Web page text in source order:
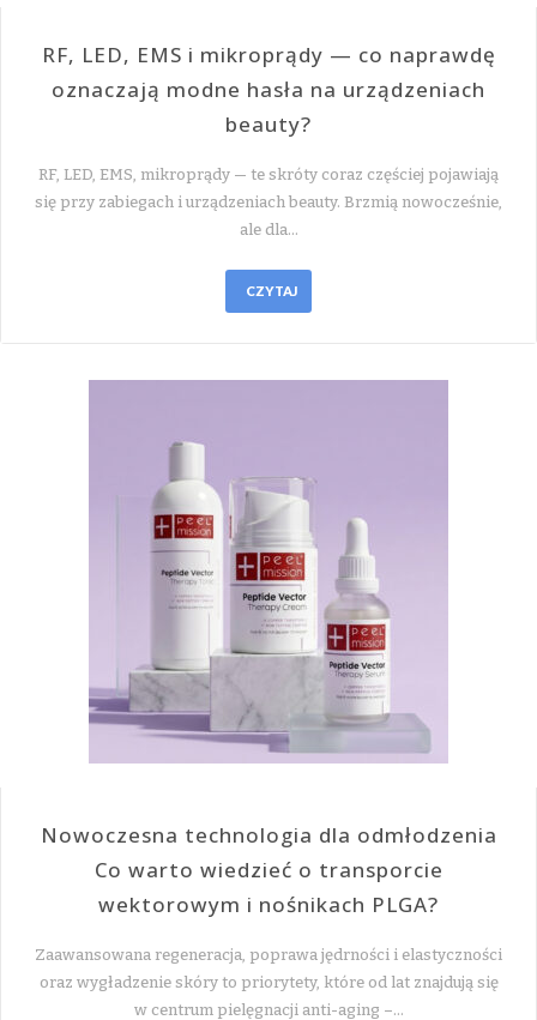
RF, LED, EMS i mikroprądy — co naprawdę
oznaczają modne hasła na urządzeniach
beauty?
RF, LED, EMS, mikroprądy — te skróty coraz częściej pojawiają
się przy zabiegach i urządzeniach beauty. Brzmią nowocześnie,
ale dla…
CZYTAJ
Nowoczesna technologia dla odmłodzenia
Co warto wiedzieć o transporcie
wektorowym i nośnikach PLGA?
Zaawansowana regeneracja, poprawa jędrności i elastyczności
oraz wygładzenie skóry to priorytety, które od lat znajdują się
w centrum pielęgnacji anti-aging –…